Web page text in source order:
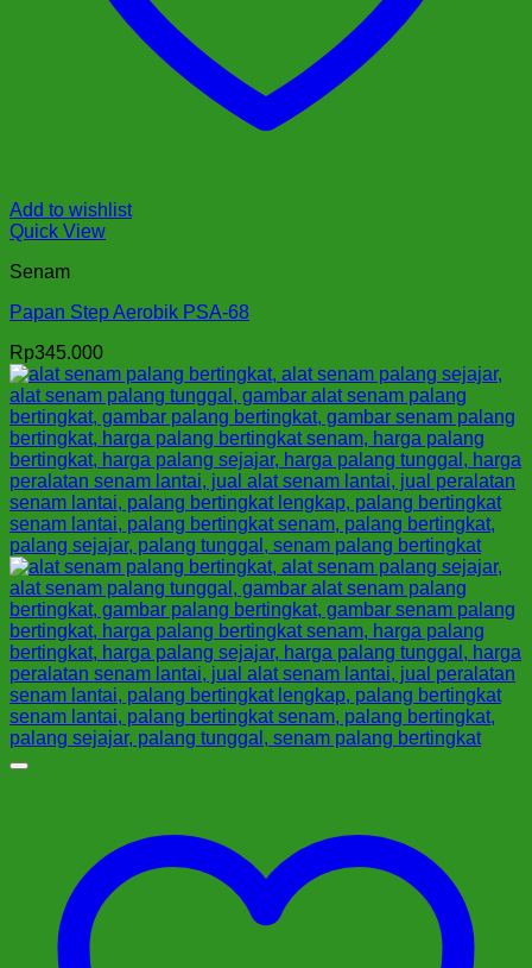
Add to wishlist
Quick View
Senam
Papan Step Aerobik PSA-68
Rp345.000